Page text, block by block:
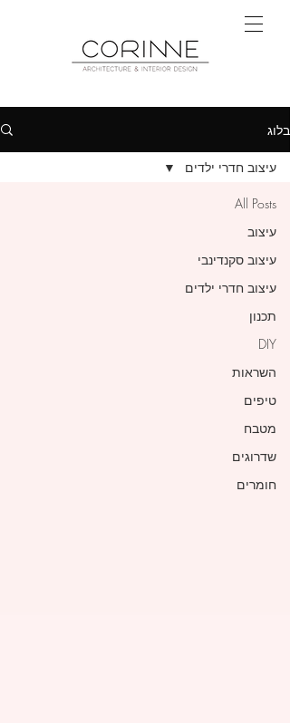
בלוג
All Posts
עיצוב
עיצוב סקנדינבי
עיצוב חדרי ילדים
תכנון
DIY
השראות
טיפים
מטבח
שדרוגים
חומרים
עיצוב חדרי ילדים